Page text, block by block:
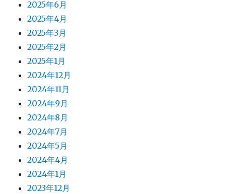
2025年6月
2025年4月
2025年3月
2025年2月
2025年1月
2024年12月
2024年11月
2024年9月
2024年8月
2024年7月
2024年5月
2024年4月
2024年1月
2023年12月